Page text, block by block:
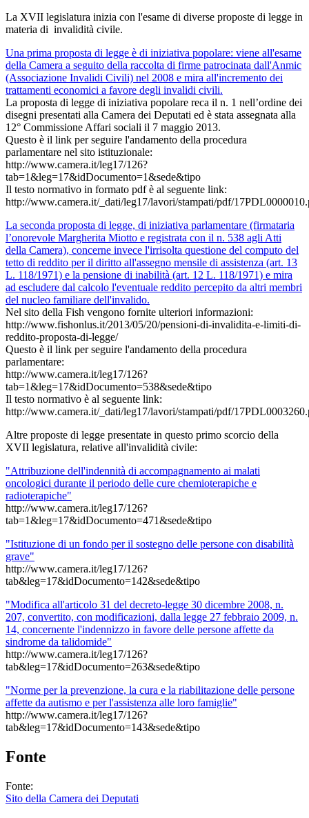
La XVII legislatura inizia con l'esame di diverse proposte di legge in
materia di invalidità civile.
Una prima proposta di legge è di iniziativa popolare: viene all'esame
della Camera a seguito della raccolta di firme patrocinata dall'Anmic
(Associazione Invalidi Civili) nel 2008 e mira all'incremento dei
trattamenti economici a favore degli invalidi civili.
La proposta di legge di iniziativa popolare reca il n. 1 nell’ordine dei
disegni presentati alla Camera dei Deputati ed è stata assegnata alla
12° Commissione Affari sociali il 7 maggio 2013.
Questo è il link per seguire l'andamento della procedura
parlamentare nel sito istituzionale:
http://www.camera.it/leg17/126?
tab=1&leg=17&idDocumento=1&sede&tipo
Il testo normativo in formato pdf è al seguente link:
http://www.camera.it/_dati/leg17/lavori/stampati/pdf/
La seconda proposta di legge, di iniziativa parlamentare (firmataria
l’onorevole Margherita Miotto e registrata con il n. 538 agli Atti
della Camera), concerne invece l'irrisolta questione del computo del
tetto di reddito per il diritto all'assegno mensile di assistenza (art. 13
L. 118/1971) e la pensione di inabilità (art. 12 L. 118/1971) e mira
ad escludere dal calcolo l'eventuale reddito percepito da altri membri
del nucleo familiare dell'invalido.
Nel sito della Fish vengono fornite ulteriori informazioni:
http://www.fishonlus.it/2013/05/20/pensioni-di-invalidita-e-limiti-di-
reddito-proposta-di-legge/
Questo è il link per seguire l'andamento della procedura
parlamentare:
http://www.camera.it/leg17/126?
tab=1&leg=17&idDocumento=538&sede&tipo
Il testo normativo è al seguente link:
http://www.camera.it/_dati/leg17/lavori/stampati/pdf/
Altre proposte di legge presentate in questo primo scorcio della
XVII legislatura, relative all'invalidità civile:
"Attribuzione dell'indennità di accompagnamento ai malati
oncologici durante il periodo delle cure chemioterapiche e
radioterapiche"
http://www.camera.it/leg17/126?
tab=1&leg=17&idDocumento=471&sede&tipo
"Istituzione di un fondo per il sostegno delle persone con disabilità
grave"
http://www.camera.it/leg17/126?
tab&leg=17&idDocumento=142&sede&tipo
"Modifica all'articolo 31 del decreto-legge 30 dicembre 2008, n.
207, convertito, con modificazioni, dalla legge 27 febbraio 2009, n.
14, concernente l'indennizzo in favore delle persone affette da
sindrome da talidomide"
http://www.camera.it/leg17/126?
tab&leg=17&idDocumento=263&sede&tipo
"Norme per la prevenzione, la cura e la riabilitazione delle persone
affette da autismo e per l'assistenza alle loro famiglie"
http://www.camera.it/leg17/126?
tab&leg=17&idDocumento=143&sede&tipo
Fonte
Fonte:
Sito della Camera dei Deputati